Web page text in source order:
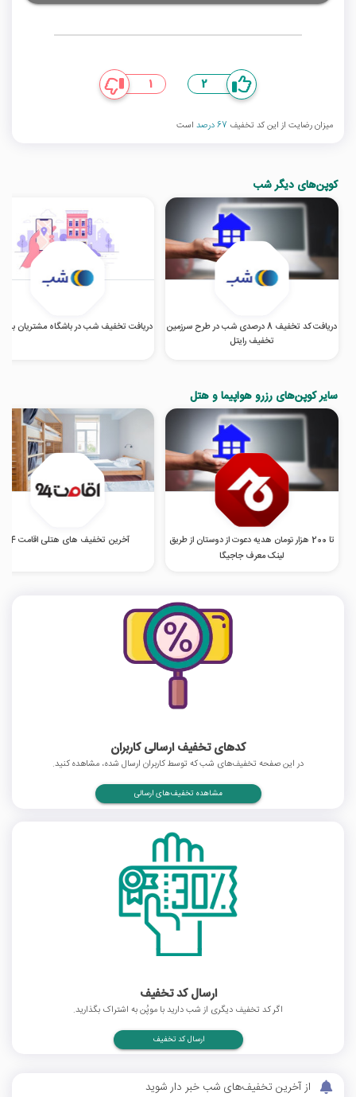
2
1
میزان رضایت از این کد تخفیف 67 درصد است
کوپن‌های دیگر شب
دریافت کد تخفیف 8 درصدی شب در طرح سرزمین
تخفیف رایتل
دریافت تخفیف شب در باشگاه مشتریان
سایر کوپن‌های رزرو هواپیما و هتل
تا 200 هزار تومان هدیه دعوت از دوستان از طریق
لینک معرف جاجیگا
آخرین تخفیف های هتلی اقامت 24
کدهای تخفیف ارسالی کاربران
در این صفحه تخفیف‌های شب که توسط کاربران ارسال شده، مشاهده کنید.
مشاهده تخفیف‌های ارسالی
ارسال کد تخفیف
اگر کد تخفیف دیگری از شب دارید با موپُن به اشتراک بگذارید.
ارسال کد تخفیف
از آخرین تخفیف‌های شب خبر دار شوید